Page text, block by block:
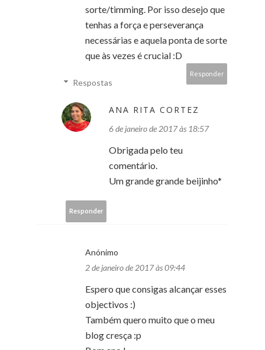
sorte/timming. Por isso desejo que
tenhas a força e perseverança
necessárias e aquela ponta de sorte
que às vezes é crucial :D
Responder
Respostas
ANA RITA CORTEZ
6 de janeiro de 2017 às 18:57
Obrigada pelo teu
comentário.
Um grande grande beijinho*
Responder
Anónimo
2 de janeiro de 2017 às 09:44
Espero que consigas alcançar esses
objectivos :)
Também quero muito que o meu
blog cresça :p